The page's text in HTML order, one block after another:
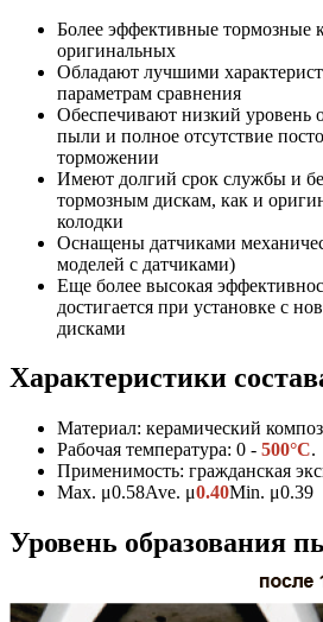
Более эффективные тормозные
оригинальных
Обладают лучшими
параметрам сравнения
Обеспечивают низкий уровень
пыли и полное отсутствие
торможении
Имеют долгий срок службы и
тормозным дискам, как и
колодки
Оснащены датчиками
моделей с датчиками)
Еще более высокая
достигается при установке с
дисками
Характеристики
Материал: керамический
Рабочая температура: 0 - 500°C.
Применимость: гражданская
Max. μ0.58Ave. μ0.40Min. μ0.39
Уровень образования